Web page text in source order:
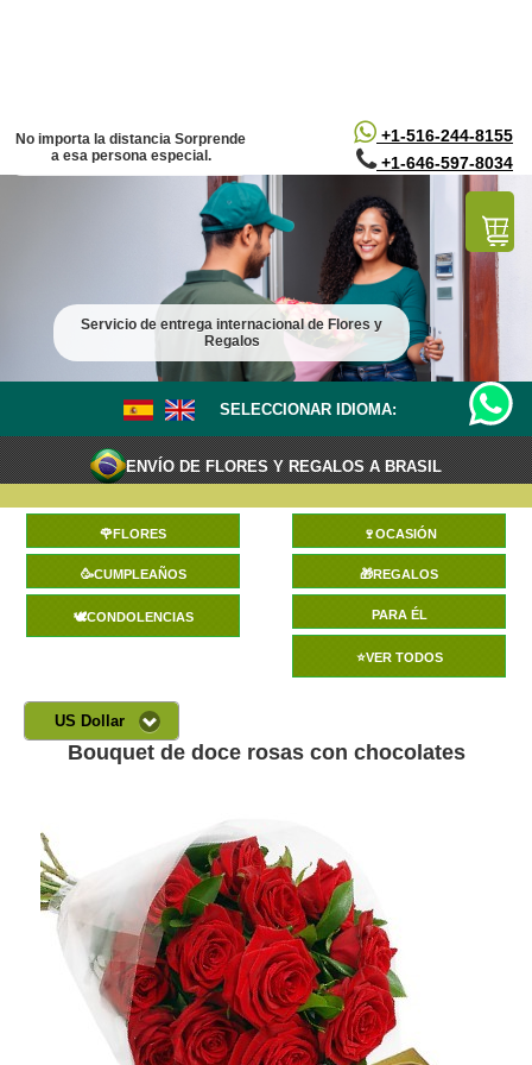
+1-516-244-8155
+1-646-597-8034
No importa la distancia Sorprende
a esa persona especial.
Servicio de entrega internacional de Flores y
Regalos
SELECCIONAR IDIOMA:
ENVÍO DE FLORES Y REGALOS A BRASIL
🌹FLORES 🍷OCASIÓN
🥳CUMPLEAÑOS 🎁REGALOS
🕊️CONDOLENCIAS PARA ÉL
⭐VER TODOS
US Dollar
Bouquet de doce rosas con chocolates